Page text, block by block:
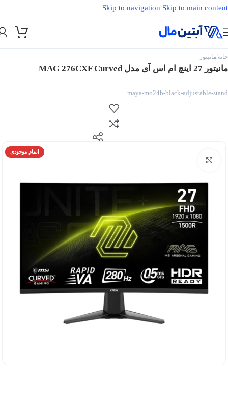
Skip to navigation Skip to main content
خانه مانیتور
مانیتور 27 اینچ ام اس آی مدل MAG 276CXF Curved
maya-mo24b-black-adjustable-stand
اتمام موجودی